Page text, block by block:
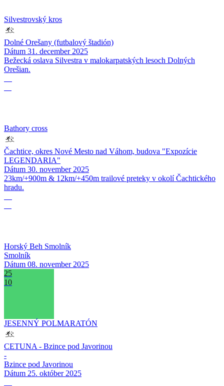
Silvestrovský kros
Dolné Orešany (futbalový štadión)
Dátum 31. december 2025
Bežecká oslava Silvestra v malokarpatských lesoch Dolných
Orešian.
Bathory cross
Čachtice, okres Nové Mesto nad Váhom, budova "Expozície
LEGENDARIA"
Dátum 30. november 2025
23km/+900m & 12km/+450m trailové preteky v okolí Čachtického
hradu.
Horský Beh Smolník
Smolník
Dátum 08. november 2025
25
10
JESENNÝ POLMARATÓN
CETUNA - Bzince pod Javorinou
-
Bzince pod Javorinou
Dátum 25. október 2025